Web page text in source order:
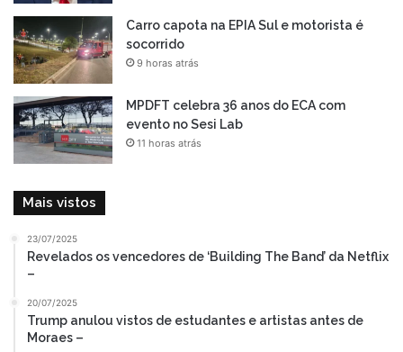
Carro capota na EPIA Sul e motorista é
socorrido
9 horas atrás
MPDFT celebra 36 anos do ECA com
evento no Sesi Lab
11 horas atrás
Mais vistos
23/07/2025
Revelados os vencedores de ‘Building The Band’ da Netflix
–
20/07/2025
Trump anulou vistos de estudantes e artistas antes de
Moraes –